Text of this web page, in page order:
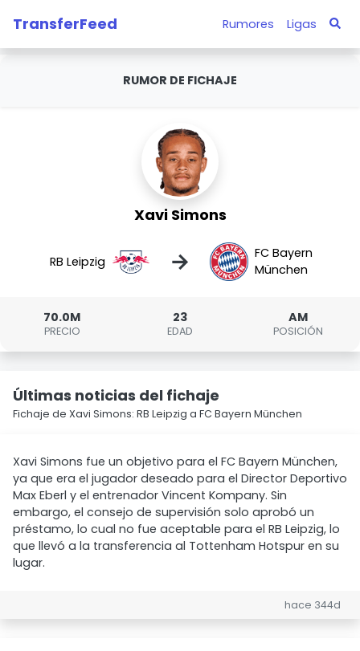
TransferFeed Rumores Ligas
RUMOR DE FICHAJE
Xavi Simons
RB Leipzig →
FC Bayern
München
70.0M
PRECIO
23
EDAD
AM
POSICIÓN
Últimas noticias del fichaje
Fichaje de Xavi Simons: RB Leipzig a FC Bayern München
Xavi Simons fue un objetivo para el FC Bayern München,
ya que era el jugador deseado para el Director Deportivo
Max Eberl y el entrenador Vincent Kompany. Sin
embargo, el consejo de supervisión solo aprobó un
préstamo, lo cual no fue aceptable para el RB Leipzig, lo
que llevó a la transferencia al Tottenham Hotspur en su
lugar.
hace 344d